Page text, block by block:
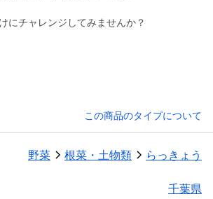
にチャレンジしてみませんか？
この商品のタイプについて
野菜 根菜・土物類 らっきょう
千葉県